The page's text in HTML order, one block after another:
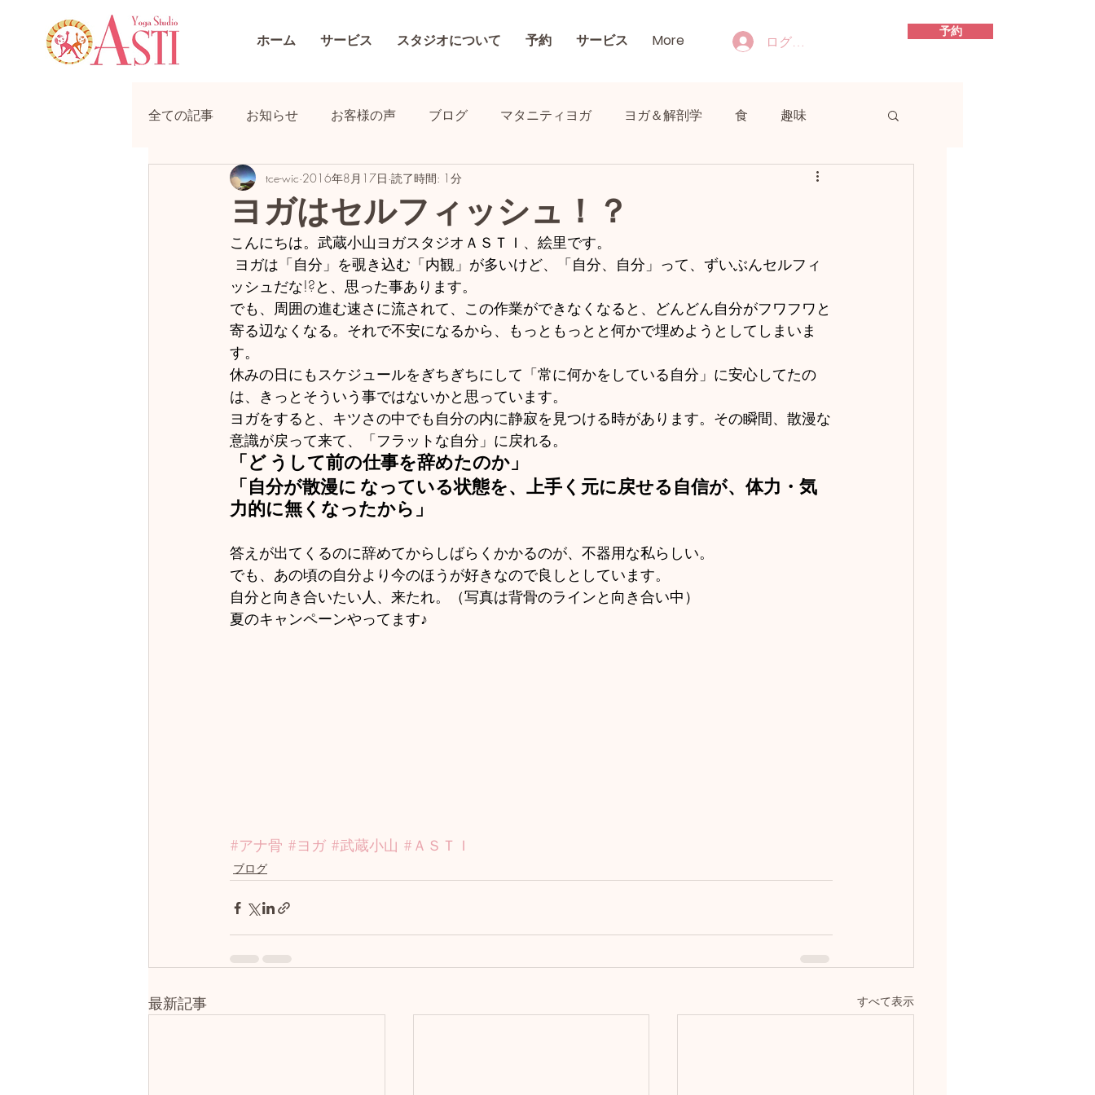
ホーム サービス スタジオについて 予約 サービス More ログイン
予約
全ての記事 お知らせ お客様の声 ブログ マタニティヨガ ヨガ＆解剖学 食 趣味
ヨガはセルフィッシュ！？
tce-wic 2016年8月17日 読了時間: 1分
こんにちは。武蔵小山ヨガスタジオＡＳＴＩ、絵里です。
ッシュだな!?と、思った事あります。
でも、周囲の進む速さに流されて、この作業ができなくなると、どんどん自分がフワフワと
寄る辺なくなる。それで不安になるから、もっともっとと何かで埋めようとしてしまいま
す。
休みの日にもスケジュールをぎちぎちにして「常に何かをしている自分」に安心してたの
は、きっとそういう事ではないかと思っています。
ヨガをすると、キツさの中でも自分の内に静寂を見つける時があります。その瞬間、散漫な
意識が戻って来て、「フラットな自分」に戻れる。
「ど うして前の仕事を辞めたのか」
「自分が散漫に なっている状態を、上手く元に戻せる自信が、体力・気
力的に無くなったから」
答えが出てくるのに辞めてからしばらくかかるのが、不器用な私らしい。
でも、あの頃の自分より今のほうが好きなので良しとしています。
自分と向き合いたい人、来たれ。（写真は背骨のラインと向き合い中）
夏のキャンペーンやってます♪
#アナ骨 #ヨガ #武蔵小山 #ＡＳＴＩ
ブログ
最新記事 すべて表示